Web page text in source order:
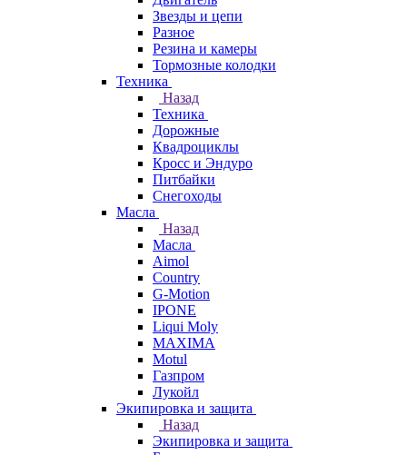
Звезды и цепи
Разное
Резина и камеры
Тормозные колодки
Техника
Назад
Техника
Дорожные
Квадроциклы
Кросс и Эндуро
Питбайки
Снегоходы
Масла
Назад
Масла
Aimol
Country
G-Motion
IPONE
Liqui Moly
MAXIMA
Motul
Газпром
Лукойл
Экипировка и защита
Назад
Экипировка и защита